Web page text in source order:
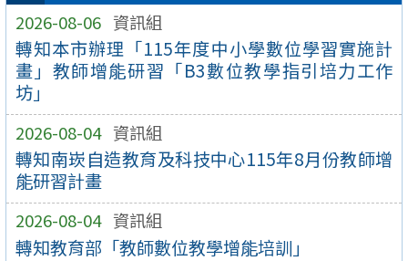
2026-08-06 資訊組
轉知本市辦理「115年度中小學數位學習實施計
畫」教師增能研習「B3數位教學指引培力工作
坊」
2026-08-04 資訊組
轉知南崁自造教育及科技中心115年8月份教師增
能研習計畫
2026-08-04 資訊組
轉知教育部「教師數位教學增能培訓」